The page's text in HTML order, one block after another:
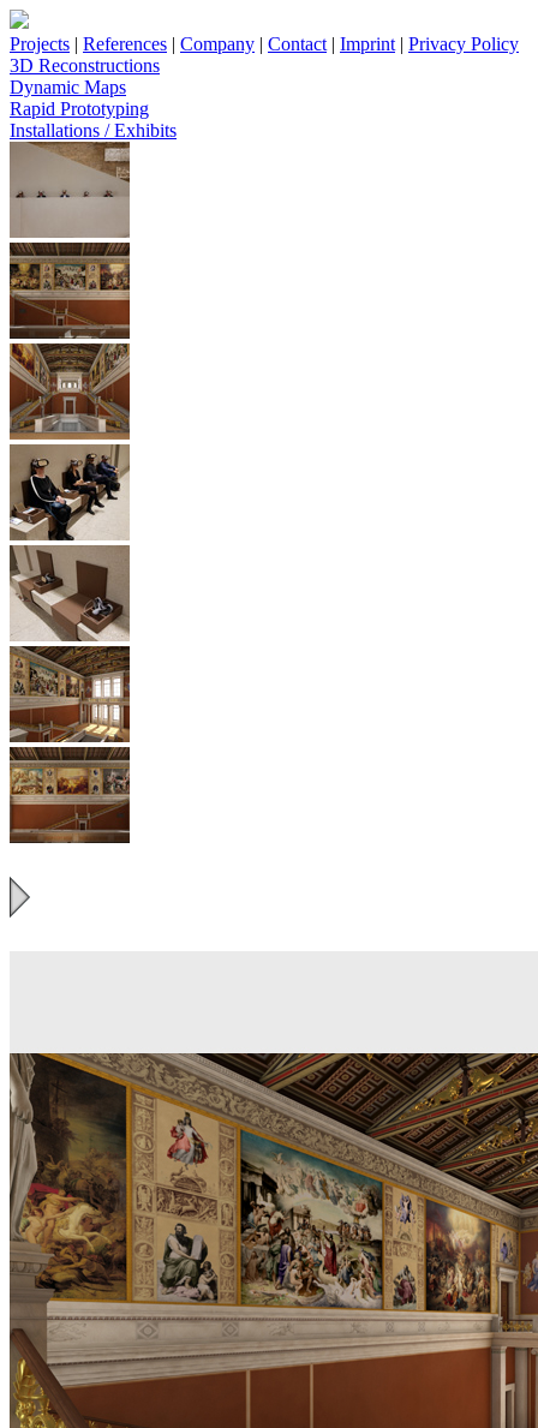
Projects | References | Company | Contact | Imprint | Privacy Policy
3D Reconstructions
Dynamic Maps
Rapid Prototyping
Installations / Exhibits